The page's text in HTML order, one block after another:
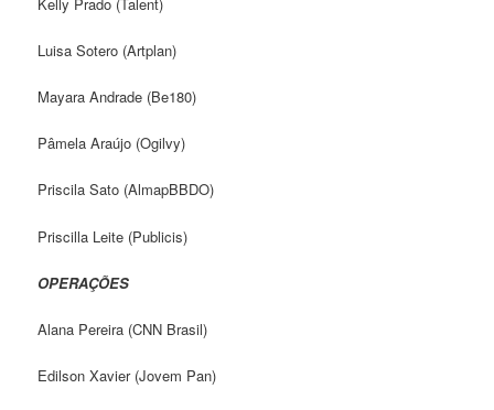
Luisa Sotero (Artplan)
Mayara Andrade (Be180)
Pâmela Araújo (Ogilvy)
Priscila Sato (AlmapBBDO)
Priscilla Leite (Publicis)
OPERAÇÕES
Alana Pereira (CNN Brasil)
Edilson Xavier (Jovem Pan)